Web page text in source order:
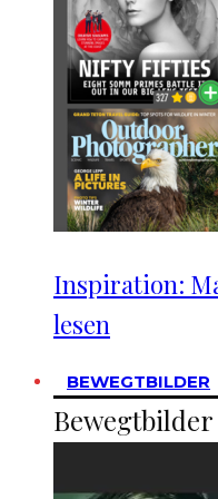
Inspiration:
lesen
BEWEGTBILDER
Bewegtbilder